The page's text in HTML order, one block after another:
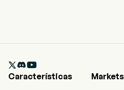

Características
Markets